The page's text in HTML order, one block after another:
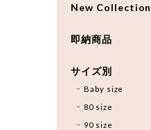
New Collection
即納商品
サイズ別
Baby size
80 size
90 size